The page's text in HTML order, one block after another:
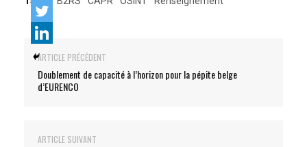
ARTICLE PRÉCÉDENT
Doublement de capacité à l’horizon pour la pépite belge
d’EURENCO
ARTICLE SUIVANT